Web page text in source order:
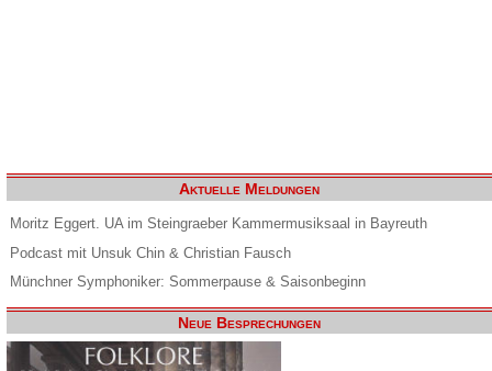
Aktuelle Meldungen
Moritz Eggert. UA im Steingraeber Kammermusiksaal in Bayreuth
Podcast mit Unsuk Chin & Christian Fausch
Münchner Symphoniker: Sommerpause & Saisonbeginn
Neue Besprechungen